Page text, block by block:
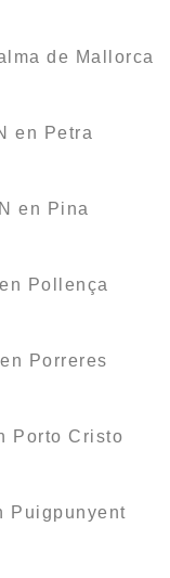
de Mallorca
en Petra
en Pina
Pollença
Porreres
Porto Cristo
Puigpunyent